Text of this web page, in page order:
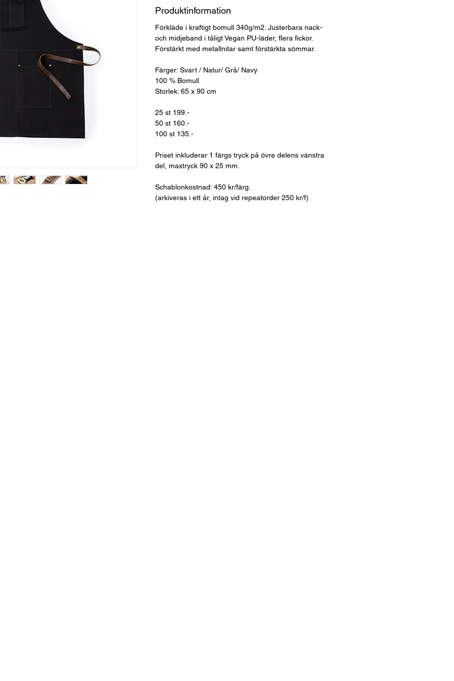
Produktinformation
Förkläde i kraftigt bomull 340g/m2. Justerbara nack-
och midjeband i tåligt Vegan PU-läder, flera fickor.
Förstärkt med metallnitar samt förstärkta sömmar.
Färger: Svart / Natur/ Grå/ Navy
100 % Bomull
Storlek: 65 x 90 cm
25 st 199.-
50 st 160.-
100 st 135.-
Priset inkluderar 1 färgs tryck på övre delens vänstra
del, maxtryck 90 x 25 mm.
Schablonkostnad: 450 kr/färg.
(arkiveras i ett år, intag vid repeatorder 250 kr/f)